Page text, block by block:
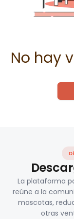
No hay
La plataforma
reúne a la
mascotas,
otras